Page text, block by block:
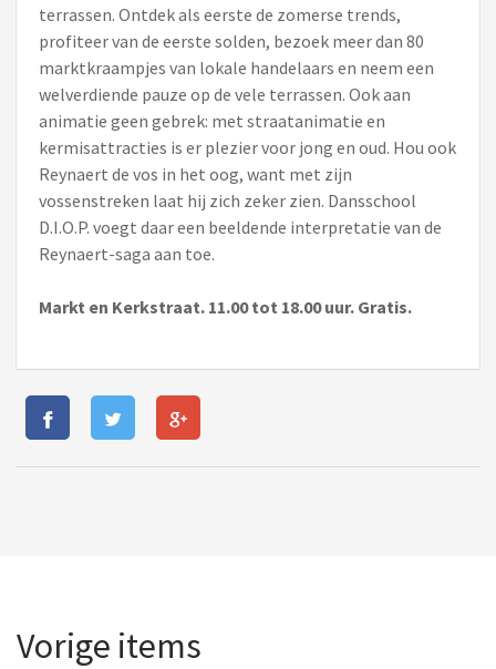
terrassen. Ontdek als eerste de zomerse trends,
profiteer van de eerste solden, bezoek meer dan 80
marktkraampjes van lokale handelaars en neem een
welverdiende pauze op de vele terrassen. Ook aan
animatie geen gebrek: met straatanimatie en
kermisattracties is er plezier voor jong en oud. Hou ook
Reynaert de vos in het oog, want met zijn
vossenstreken laat hij zich zeker zien. Dansschool
D.I.O.P. voegt daar een beeldende interpretatie van de
Reynaert-saga aan toe.
Markt en Kerkstraat. 11.00 tot 18.00 uur. Gratis.
Vorige items